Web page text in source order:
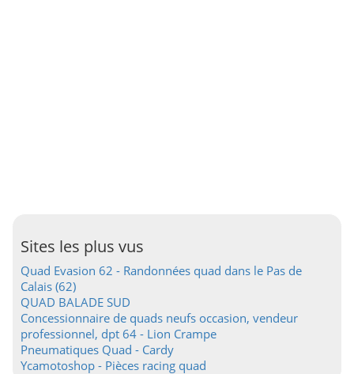
Sites les plus vus
Quad Evasion 62 - Randonnées quad dans le Pas de
Calais (62)
QUAD BALADE SUD
Concessionnaire de quads neufs occasion, vendeur
professionnel, dpt 64 - Lion Crampe
Pneumatiques Quad - Cardy
Ycamotoshop - Pièces racing quad